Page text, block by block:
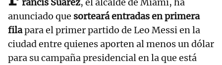
rancis Suárez, el alcalde de Miami, ha
anunciado que sorteará entradas en primera
filapara el primer partido de Leo Messi en la
ciudad entre quienes aporten al menos un dólar
para su campaña presidencial en la que está